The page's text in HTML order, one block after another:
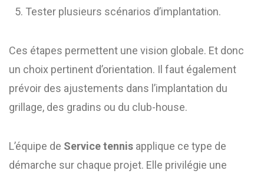
Tester plusieurs scénarios d’implantation.
Ces étapes permettent une vision globale. Et donc
un choix pertinent d’orientation. Il faut également
prévoir des ajustements dans l’implantation du
grillage, des gradins ou du club-house.
L’équipe de Service tennis applique ce type de
démarche sur chaque projet. Elle privilégie une